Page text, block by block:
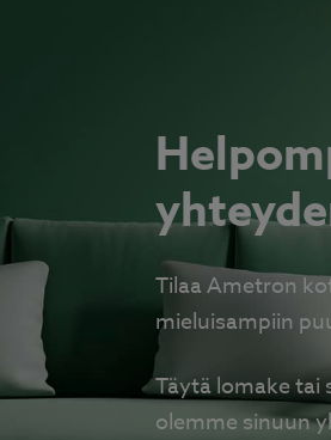
Tilaa Ametron
mieluisampiin
Täytä lomake tai
olemme sinuun